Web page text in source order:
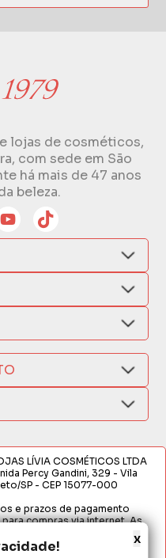
x
lojas de cosméticos,
com sede em São
há mais de 47 anos
beleza.
LÍVIA COSMÉTICOS LTDA
Percy Gandini, 329 - Vila
SP - CEP 15077-000
e prazos de pagamento
compras via internet. As
sem nossa autorização.